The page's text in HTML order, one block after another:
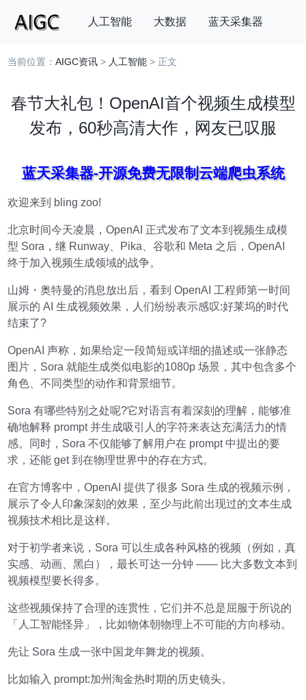
人工智能 大数据 蓝天采集器
搜索
当前位置：AIGC资讯 > 人工智能 > 正文
春节大礼包！OpenAI首个视频生成模型
发布，60秒高清大作，网友已叹服
蓝天采集器-开源免费无限制云端爬虫系统
欢迎来到 bling zoo!
北京时间今天凌晨，OpenAI 正式发布了文本到视频生成模
型 Sora，继 Runway、Pika、谷歌和 Meta 之后，OpenAI
终于加入视频生成领域的战争。
山姆・奥特曼的消息放出后，看到 OpenAI 工程师第一时间
展示的 AI 生成视频效果，人们纷纷表示感叹:好莱坞的时代
结束了?
OpenAI 声称，如果给定一段简短或详细的描述或一张静态
图片，Sora 就能生成类似电影的1080p 场景，其中包含多个
角色、不同类型的动作和背景细节。
Sora 有哪些特别之处呢?它对语言有着深刻的理解，能够准
确地解释 prompt 并生成吸引人的字符来表达充满活力的情
感。同时，Sora 不仅能够了解用户在 prompt 中提出的要
求，还能 get 到在物理世界中的存在方式。
在官方博客中，OpenAI 提供了很多 Sora 生成的视频示例，
展示了令人印象深刻的效果，至少与此前出现过的文本生成
视频技术相比是这样。
对于初学者来说，Sora 可以生成各种风格的视频（例如，真
实感、动画、黑白），最长可达一分钟 —— 比大多数文本到
视频模型要长得多。
这些视频保持了合理的连贯性，它们并不总是屈服于所说的
「人工智能怪异」，比如物体朝物理上不可能的方向移动。
先让 Sora 生成一张中国龙年舞龙的视频。
比如输入 prompt:加州淘金热时期的历史镜头。